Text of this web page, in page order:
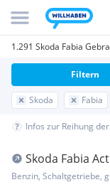
1.291 Skoda Fabia
Skoda Fabia
Filtern
Infos zur Reihung
Skoda Fabia
Benzin, Schaltgetriebe,